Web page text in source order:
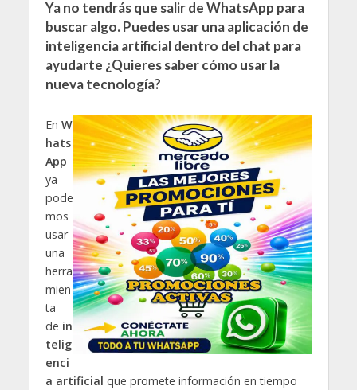
Ya no tendrás que salir de WhatsApp para
buscar algo. Puedes usar una aplicación de
inteligencia artificial dentro del chat para
ayudarte ¿Quieres saber cómo usar la
nueva tecnología?
En W
hats
App
ya
pode
mos
usar
una
herra
mien
ta
de in
telig
enci
a artificial que promete información en tiempo